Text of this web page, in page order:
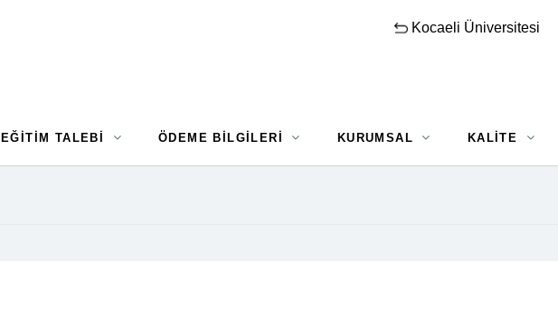
Kocaeli Üniversitesi
EĞİTİM TALEBİ ÖDEME BİLGİLERİ KURUMSAL KALİTE